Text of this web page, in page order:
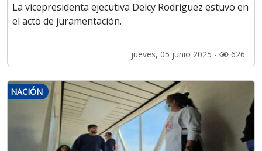
La vicepresidenta ejecutiva Delcy Rodríguez estuvo en
el acto de juramentación.
jueves, 05 junio 2025 - 626
NACIÓN